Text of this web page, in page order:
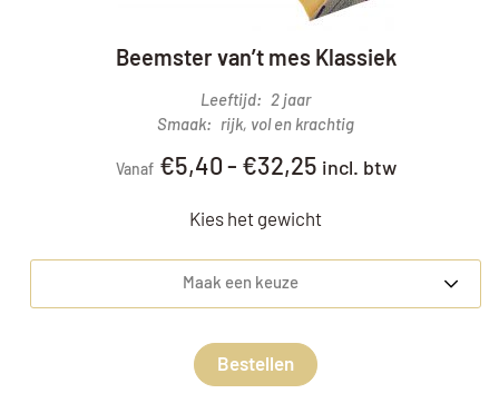
Beemster van’t mes Klassiek
Leeftijd
2 jaar
Smaak
rijk, vol en krachtig
Vanaf €5,40 - €32,25 incl. btw
Kies het gewicht
Maak een keuze
Bestellen